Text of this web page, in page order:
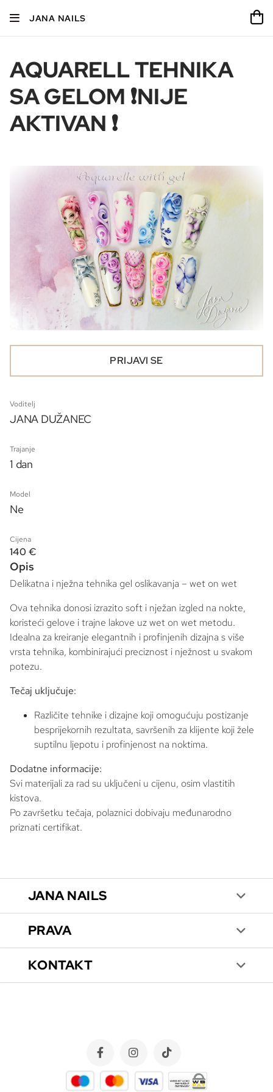
JANA NAILS
AQUARELL TEHNIKA
SA GELOM ❗NIJE
AKTIVAN ❗
PRIJAVI SE
Voditelj
JANA DUŽANEC
Trajanje
1 dan
Model
Ne
Cijena
140 €
Opis
Delikatna i nježna tehnika gel oslikavanja – wet on wet
Ova tehnika donosi izrazito soft i nježan izgled na nokte,
koristeći gelove i trajne lakove uzwet on wet metodu.
Idealna za kreiranje elegantnih i profinjenih dizajna s više
vrsta tehnika, kombinirajući preciznost i nježnost u svakom
potezu.
Tečaj uključuje:
Različite tehnike i dizajne koji omogućuju postizanje
besprijekornih rezultata, savršenih za klijente koji žele
suptilnu ljepotu i profinjenost na noktima.
Dodatne informacije:
Svi materijali za rad su uključeni u cijenu, osim vlastitih
kistova.
Po završetku tečaja, polaznici dobivaju međunarodno
priznati certifikat.
JANA NAILS
PRAVA
KONTAKT